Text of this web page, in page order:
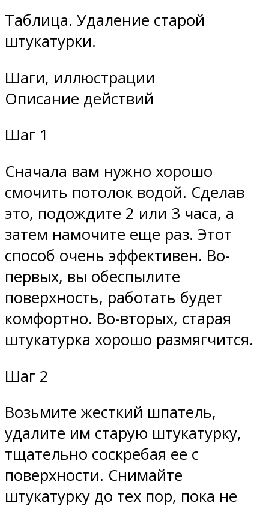
Таблица. Удаление старой
штукатурки.
Шаги, иллюстрации
Описание действий
Шаг 1
Сначала вам нужно хорошо
смочить потолок водой. Сделав
это, подождите 2 или 3 часа, а
затем намочите еще раз. Этот
способ очень эффективен. Во-
первых, вы обеспылите
поверхность, работать будет
комфортно. Во-вторых, старая
штукатурка хорошо размягчится.
Шаг 2
Возьмите жесткий шпатель,
удалите им старую штукатурку,
тщательно соскребая ее с
поверхности. Снимайте
штукатурку до тех пор, пока не